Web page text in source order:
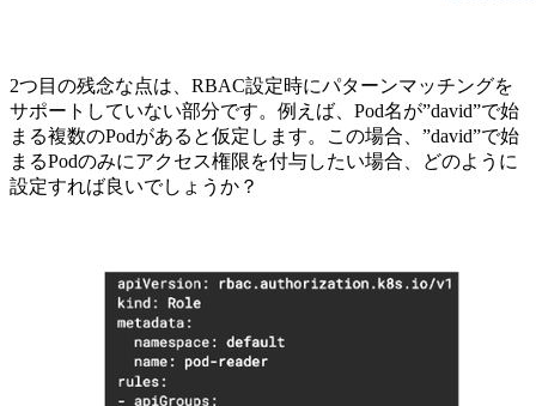
2つ目の残念な点は、RBAC設定時にパターンマッチングを
サポートしていない部分です。例えば、Pod名が”david”で始
まる複数のPodがあると仮定します。この場合、”david”で始
まるPodのみにアクセス権限を付与したい場合、どのように
設定すれば良いでしょうか？